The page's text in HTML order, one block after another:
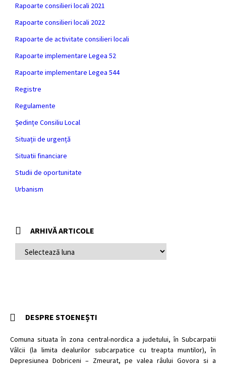
Rapoarte consilieri locali 2021
Rapoarte consilieri locali 2022
Rapoarte de activitate consilieri locali
Rapoarte implementare Legea 52
Rapoarte implementare Legea 544
Registre
Regulamente
Ședințe Consiliu Local
Situații de urgență
Situatii financiare
Studii de oportunitate
Urbanism
ARHIVĂ ARTICOLE
ARTICOLE
DESPRE STOENEȘTI
Comuna situata în zona central-nordica a judetului, în Subcarpatii
Vâlcii (la limita dealurilor subcarpatice cu treapta muntilor), în
Depresiunea Dobriceni – Zmeurat, pe valea râului Govora si a